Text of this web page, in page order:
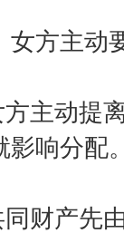
女方主动
方主动提
影响分配
同财产先